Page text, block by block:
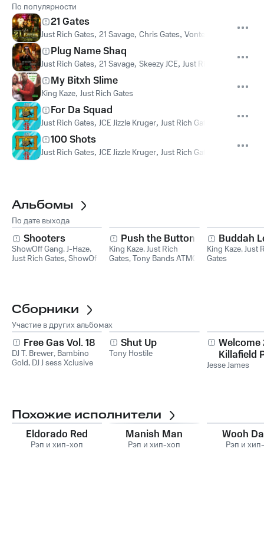
По популярности
21 Gates
Just Rich Gates, 21 Savage, Chris Gates, Vonte Gates
Plug Name Shaq
Just Rich Gates, 21 Savage, Skeezy JCE, Just Rich Gates feat.
My Bitxh Slime
King Kaze, Just Rich Gates
For Da Squad
Just Rich Gates, JCE Jizzle Kruger, Just Rich Gates feat. JCE
100 Shots
Just Rich Gates, JCE Jizzle Kruger, Just Rich Gates feat. JCE
Альбомы
По дате выхода
Shooters
ShowOff Gang,J-Haze,
Just Rich Gates,ShowOff
Push the Button
King Kaze,Just Rich
Gates,Tony Bands ATMG
Buddah
King Kaze,Just
Gates
Сборники
Участие в других альбомах
Free Gas Vol. 18
DJ T. Brewer, Bambino
Gold, DJ J sess Xclusive
Shut Up
Tony Hostile
Welcome
Killafield
Jesse James
Похожие исполнители
Eldorado Red
Рэп и хип-хоп
Manish Man
Рэп и хип-хоп
Wooh
Рэп и